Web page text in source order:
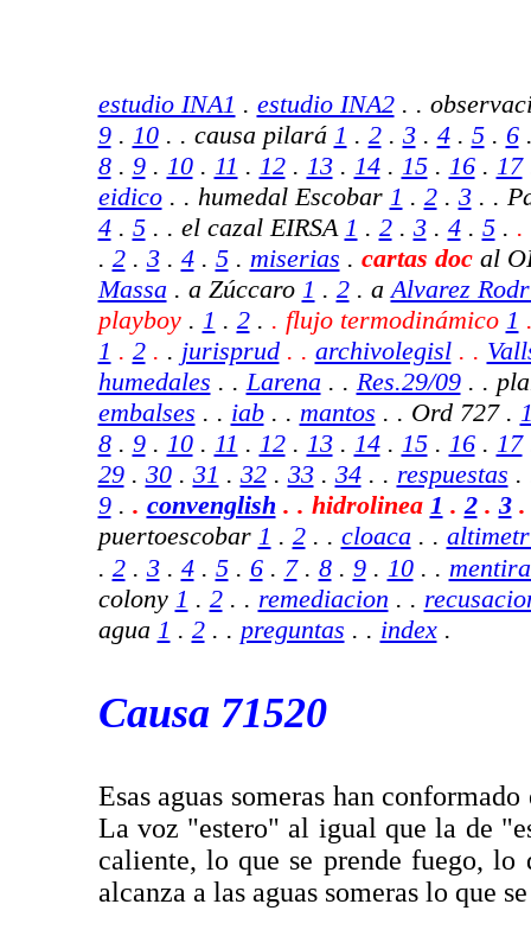
estudio INA1 . estudio INA2. .
9 . 10. . causa pilará 1 . 2. 3. 4. 5. 6
8. 9. 10. 11 . 12 . 13. 14. 15. 16. 17
eidico. . humedal Escobar 1 . 2. 3. .
4. 5. . el cazal EIRSA 1 . 2. 3 . 4. 5. .
. 2. 3. 4. 5. miserias . cartas doc al
Massa . a Zúccaro 1 . 2. aAlvarez
playboy. 1 . 2. . flujo termodinámico 1
1 . 2. . jurisprud. . archivolegisl. .
humedales . .Larena . . Res.29/09. .
embalses . . iab. . mantos . . Ord 727 .
8. 9. 10. 11 . 12. 13 . 14. 15. 16. 17
29. 30. 31 . 32. 33. 34. . respuestas .
9. . convenglish . . hidrolinea 1 .2. 3.
puertoescobar 1 . 2. . cloaca . .
. 2. 3. 4. 5. 6. 7. 8. 9. 10. .
colony 1 . 2. . remediacion . .
agua 1 . 2. . preguntas . . index.
Causa 71520
Esas aguas someras han
La voz "estero" al igual que la de
caliente, lo que se prende fuego, lo
alcanza a las aguas someras lo que